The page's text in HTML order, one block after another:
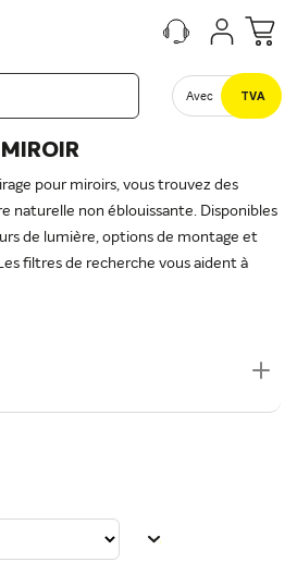
Avec TVA
pour miroirs, vous trouvez des
naturelle non éblouissante. Disponibles
de lumière, options de montage et
filtres de recherche vous aident à